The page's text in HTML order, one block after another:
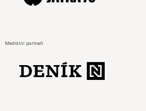
Mediální partneři